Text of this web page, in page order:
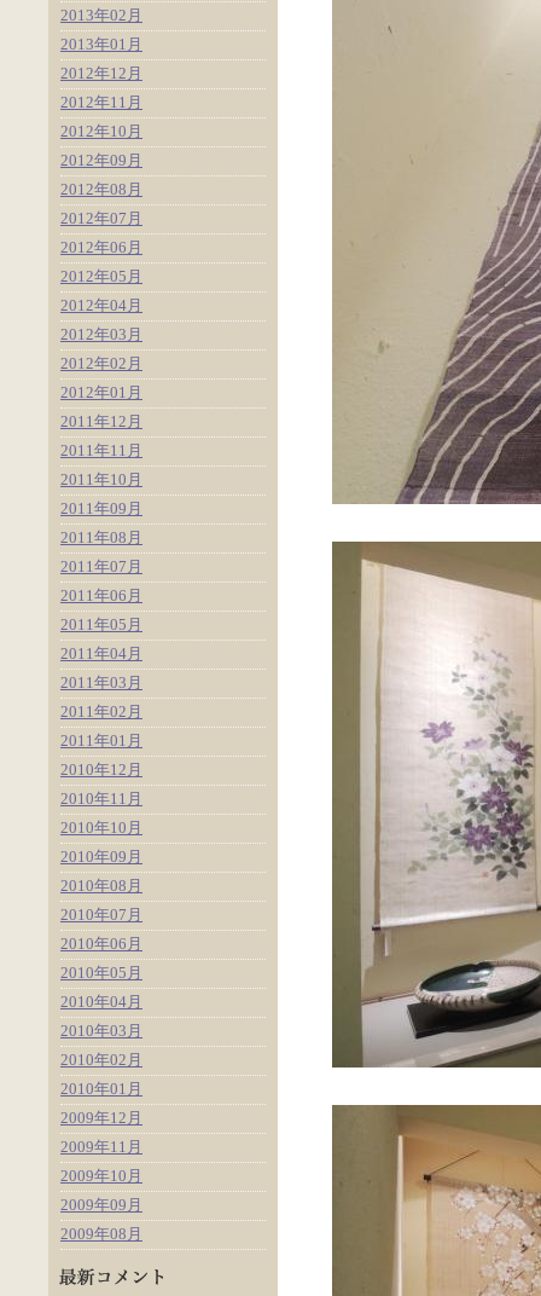
2013年02月
2013年01月
2012年12月
2012年11月
2012年10月
2012年09月
2012年08月
2012年07月
2012年06月
2012年05月
2012年04月
2012年03月
2012年02月
2012年01月
2011年12月
2011年11月
2011年10月
2011年09月
2011年08月
2011年07月
2011年06月
2011年05月
2011年04月
2011年03月
2011年02月
2011年01月
2010年12月
2010年11月
2010年10月
2010年09月
2010年08月
2010年07月
2010年06月
2010年05月
2010年04月
2010年03月
2010年02月
2010年01月
2009年12月
2009年11月
2009年10月
2009年09月
2009年08月